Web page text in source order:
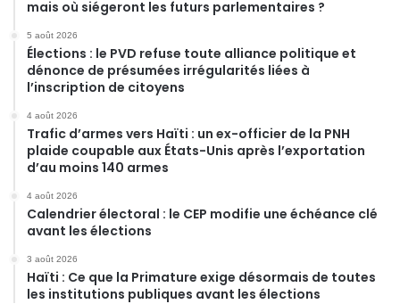
mais où siégeront les futurs parlementaires ?
5 août 2026
Élections : le PVD refuse toute alliance politique et
dénonce de présumées irrégularités liées à
l’inscription de citoyens
4 août 2026
Trafic d’armes vers Haïti : un ex-officier de la PNH
plaide coupable aux États-Unis après l’exportation
d’au moins 140 armes
4 août 2026
Calendrier électoral : le CEP modifie une échéance clé
avant les élections
3 août 2026
Haïti : Ce que la Primature exige désormais de toutes
les institutions publiques avant les élections